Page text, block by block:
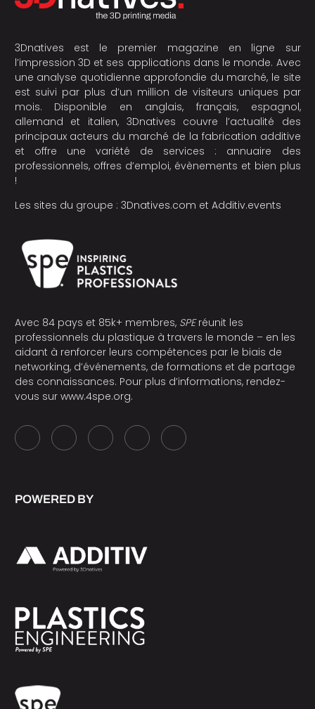
3Dnatives est le premier magazine en ligne sur
l’impression 3D et ses applications dans le monde. Avec
une analyse quotidienne approfondie du marché, le site
est suivi par plus d’un million de visiteurs uniques par
mois. Disponible en anglais, français, espagnol,
allemand et italien, 3Dnatives couvre l’actualité des
principaux acteurs du marché de la fabrication additive
et offre une variété de services : annuaire des
professionnels, offres d’emploi, évènements et bien plus
!
Les sites du groupe : 3Dnatives.com et Additiv.events
Avec 84 pays et 85k+ membres, SPEréunit les
professionnels du plastique à travers le monde – en les
aidant à renforcer leurs compétences par le biais de
networking, d’événements, de formations et de partage
des connaissances. Pour plus d’informations, rendez-
vous sur www.4spe.org.
POWERED BY